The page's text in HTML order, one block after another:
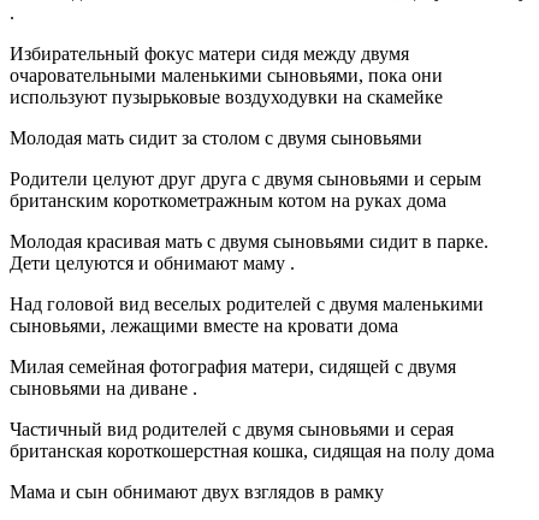
.
Избирательный фокус матери сидя между двумя
очаровательными маленькими сыновьями, пока они
используют пузырьковые воздуходувки на скамейке
Молодая мать сидит за столом с двумя сыновьями
Родители целуют друг друга с двумя сыновьями и серым
британским короткометражным котом на руках дома
Молодая красивая мать с двумя сыновьями сидит в парке.
Дети целуются и обнимают маму .
Над головой вид веселых родителей с двумя маленькими
сыновьями, лежащими вместе на кровати дома
Милая семейная фотография матери, сидящей с двумя
сыновьями на диване .
Частичный вид родителей с двумя сыновьями и серая
британская короткошерстная кошка, сидящая на полу дома
Мама и сын обнимают двух взглядов в рамку